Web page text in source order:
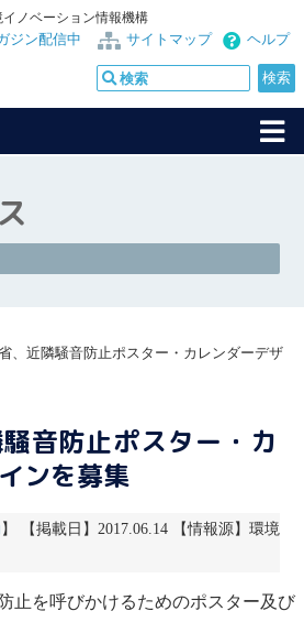
ノベーション情報機構
ヘルプ
サイトマップ
ジン配信中
、近隣騒音防止ポスター・カレンダーデザ
音防止ポスター・カ
ンを募集
】 【掲載日】2017.06.14 【情報源】環境
防止を呼びかけるためのポスター及び